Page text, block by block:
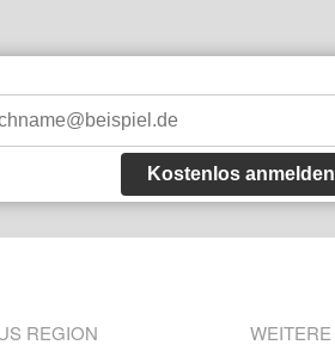
Kostenlos anmelden
REGION